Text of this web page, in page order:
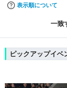
表示順について
一致
ピックアップイベ